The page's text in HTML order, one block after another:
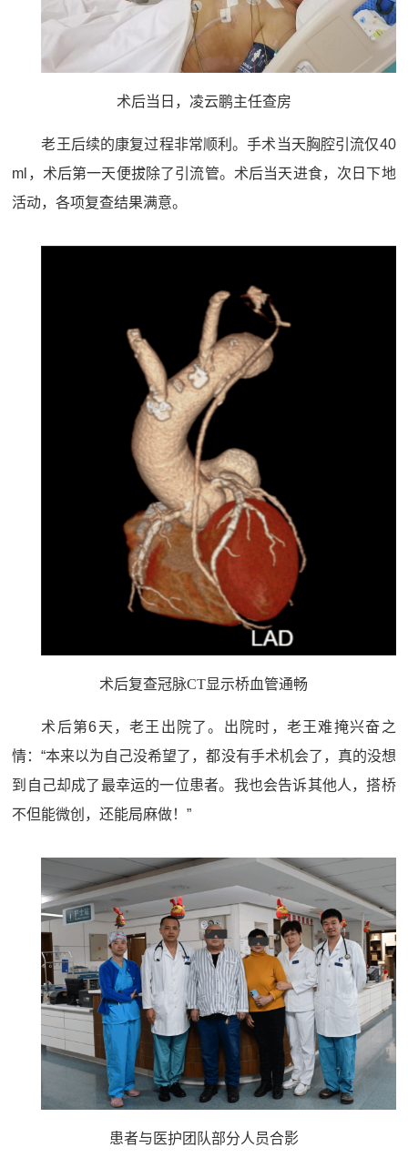
术后当日，凌云鹏主任查房
老王后续的康复过程非常顺利。手术当天胸腔引流仅40
ml，术后第一天便拔除了引流管。术后当天进食，次日下地
活动，各项复查结果满意。
术后复查冠脉CT显示桥血管通畅
术后第6天，老王出院了。出院时，老王难掩兴奋之
情：“本来以为自己没希望了，都没有手术机会了，真的没想
到自己却成了最幸运的一位患者。我也会告诉其他人，搭桥
不但能微创，还能局麻做！”
患者与医护团队部分人员合影